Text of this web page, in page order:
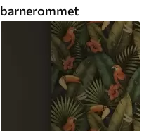
barnerommet